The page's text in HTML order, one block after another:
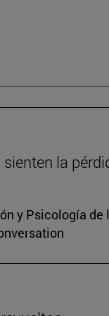
la
y Psicología de